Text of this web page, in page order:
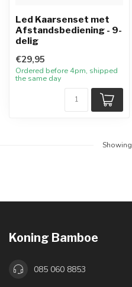
Led Kaarsenset met
Afstandsbediening - 9-
delig
€29,95
Ordered before 4pm, shipped
the same day
Showing
Koning Bamboe
085 060 8853